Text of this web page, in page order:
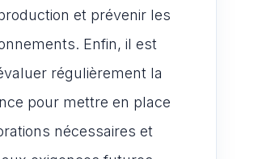
et prévenir les
Enfin, il est
régulièrement la
pour mettre en place
nécessaires et